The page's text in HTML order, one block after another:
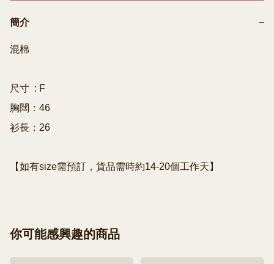
簡介 −
混棉
尺寸  : F
胸闊：46
衫長：26
【如有size需預訂，貨品需時約14-20個工作天】
你可能感興趣的商品